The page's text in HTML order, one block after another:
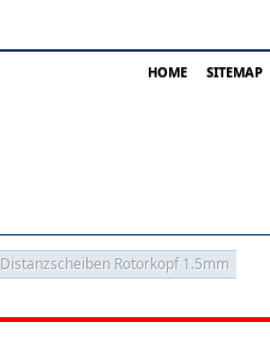
HOME SITEMAP
Distanzscheiben Rotorkopf 1.5mm